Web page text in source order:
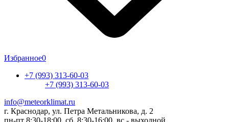
Избранное0
+7 (993) 313-60-03
+7 (993) 313-60-03
info@meteorklimat.ru
г. Краснодар, ул. Петра Метальникова, д. 2
пн-пт 8:30-18:00, сб. 8:30-16:00, вс - выходной